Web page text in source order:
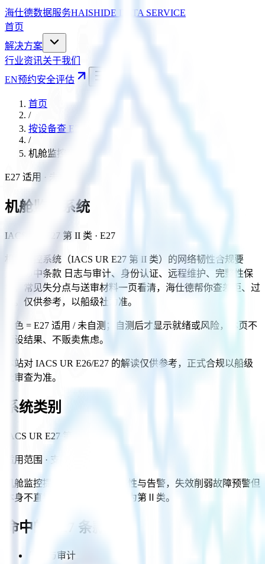
海仕德数据服务HAISHIDE DATA SERVICE
首页
解决方案
行业资讯关于我们
EN预约安全评估
首页
/
按设备查 E27
/
机舱监控系统
E27 适用 · 未自测
机舱监控系统
IACS UR E27 第 II 类 · E27
机舱监控系统（IACS UR E27 第 II 类）的网络韧性合规要
点：命中条款 日志与审计、身份认证、远程维护、完整性保
护，常见失分点与送审材料一页看清，海仕德帮你查差距、过
审。仅供参考，以船级社为准。
青色 = E27 适用 / 未自测；自测后才显示就绪或风险，本页不
预设结果、不贩卖焦虑。
本站对 IACS UR E26/E27 的解读仅供参考，正式合规以船级
社审查为准。
系统类别
IACS UR E27 第 II 类
适用范围 · 支撑
机舱监控提供机械状态可观测性与告警，失效削弱故障预警但
本身不直接驱动推进控制，定为第Ⅱ类。
命中的 E27 条款
日志与审计